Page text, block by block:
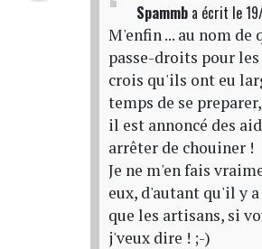
Spammba écrit le
M'enfin ... au nom
passe-droits pour les
crois qu'ils ont eu
temps de se
il est annoncé des
arrêter de chouiner !
Je ne m'en fais
eux, d'autant qu'il y
que les artisans, si
j'veux dire ! ;-)